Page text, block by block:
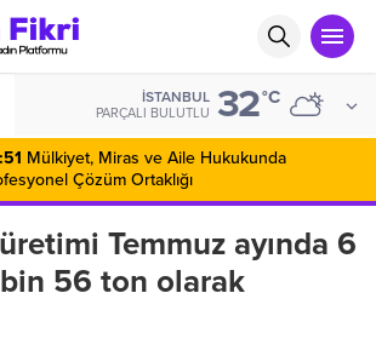
İSTANBUL
PARÇALI BULUTLU 32°C
Mülkiyet, Miras ve Aile Hukukunda
Çözüm Ortaklığı
Temmuz ayında 6
56 ton olarak